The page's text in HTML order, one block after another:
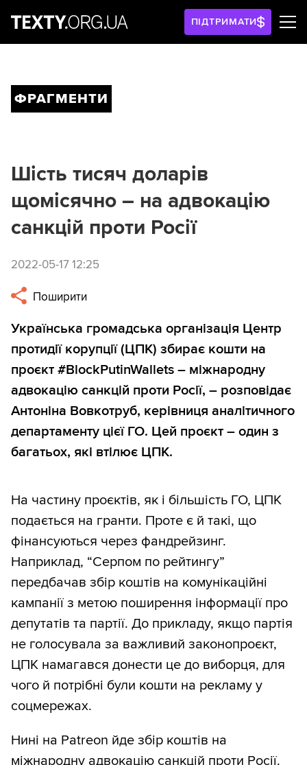
ПІДТРИМАТИ
ФРАГМЕНТИ
Шість тисяч доларів
щомісячно – на адвокацію
санкцій проти Росії
2022-05-17 12:25
Поширити
Українська громадська організація Центр
протидії корупції (ЦПК) збирає кошти на
проєкт #BlockPutinWallets – міжнародну
адвокацію санкцій проти Росії, – розповідає
Антоніна Вовкотруб, керівниця аналітичного
департаменту цієї ГО. Цей проєкт – один з
багатьох, які втілює ЦПК.
На частину проєктів, як і більшість ГО, ЦПК
подається на гранти. Проте є й такі, що
фінансуються через фандрейзинг.
Наприклад, “Серпом по рейтингу”
передбачав збір коштів на комунікаційні
кампанії з метою поширення інформації про
депутатів та партії. До прикладу, якщо партія
не голосувала за важливий законопроєкт,
ЦПК намагався донести це до виборця, для
чого й потрібні були кошти на рекламу у
соцмережах.
Нині на Patreon йде збір коштів на
міжнародну адвокацію санкцій проти Росії.